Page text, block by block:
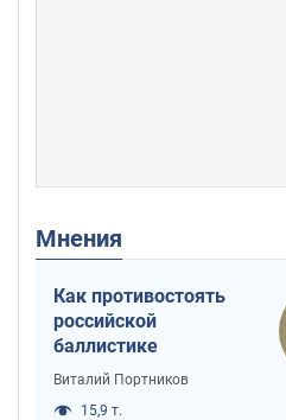
Мнения
Как противостоять
российской
баллистике
Виталий Портников
15,9 т.